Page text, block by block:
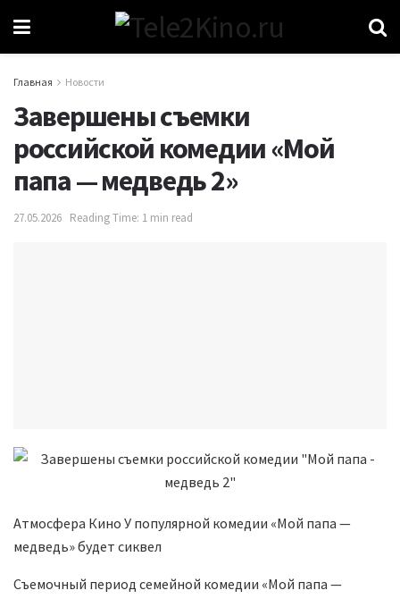
Главная Новости
Завершены съемки
российской комедии «Мой
папа — медведь 2»
27.05.2026 Reading Time: 1 min read
Атмосфера Кино У популярной комедии «Мой папа —
медведь» будет сиквел
Съемочный период семейной комедии «Мой папа —